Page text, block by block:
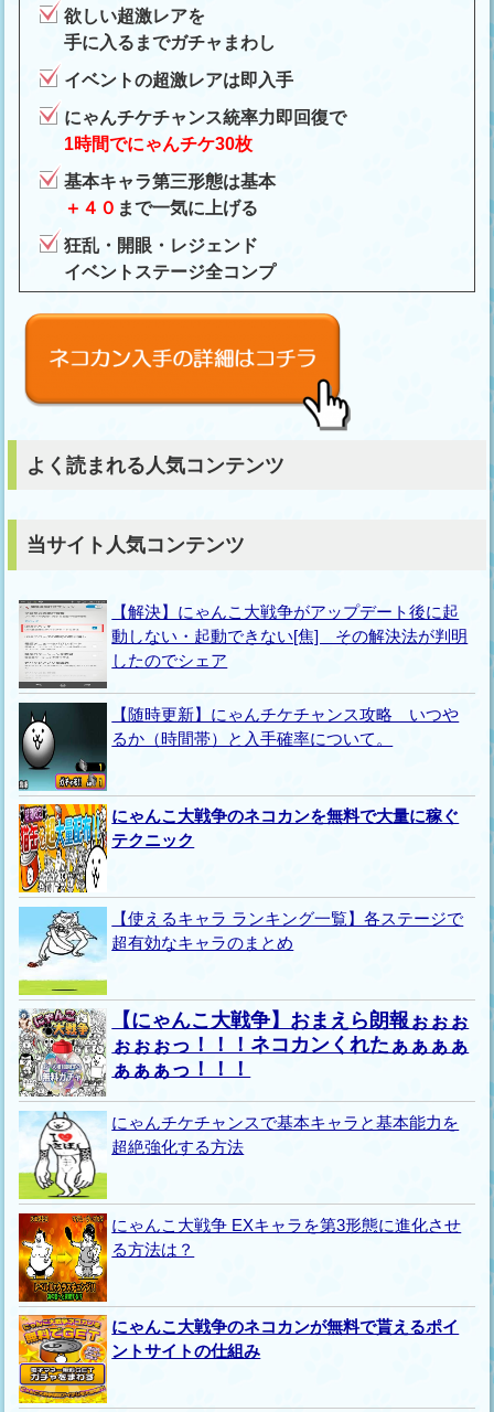
欲しい超激レアを
手に入るまでガチャまわし
イベントの超激レアは即入手
にゃんチケチャンス統率力即回復で
1時間でにゃんチケ30枚
基本キャラ第三形態は基本
＋４０ まで一気に上げる
狂乱・開眼・レジェンド
イベントステージ全コンプ
よく読まれる人気コンテンツ
当サイト人気コンテンツ
【解決】にゃんこ大戦争がアップデート後に起
動しない・起動できない[焦] その解決法が判明
したのでシェア
【随時更新】にゃんチケチャンス攻略 いつや
るか（時間帯）と入手確率について。
にゃんこ大戦争のネコカンを無料で大量に稼ぐ
テクニック
【使えるキャラ ランキング一覧】各ステージで
超有効なキャラのまとめ
【にゃんこ大戦争】おまえら朗報ぉぉぉ
ぉぉぉっ！！！ネコカンくれたぁぁぁぁ
ぁぁぁっ！！！
にゃんチケチャンスで基本キャラと基本能力を
超絶強化する方法
にゃんこ大戦争 EXキャラを第3形態に進化させ
る方法は？
にゃんこ大戦争のネコカンが無料で貰えるポイ
ントサイトの仕組み